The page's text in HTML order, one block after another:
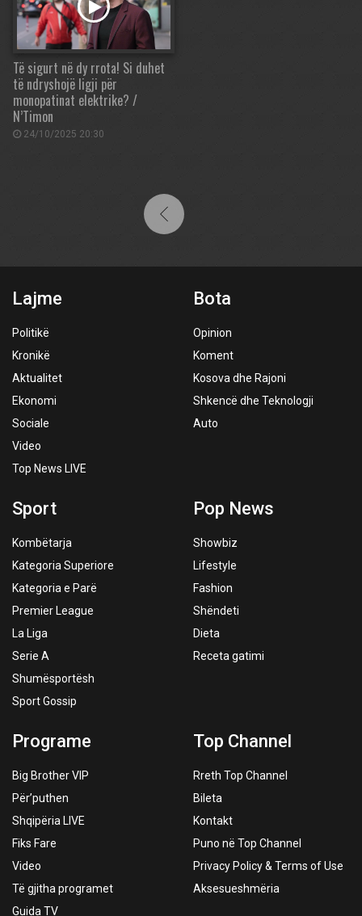
Të sigurt në dy rrota! Si duhet
të ndryshojë ligji për
monopatinat elektrike? /
N’Timon
24/10/2025 20:30
Lajme
Politikë
Kronikë
Aktualitet
Ekonomi
Sociale
Video
Top News LIVE
Bota
Opinion
Koment
Kosova dhe Rajoni
Shkencë dhe Teknologji
Auto
Sport
Kombëtarja
Kategoria Superiore
Kategoria e Parë
Premier League
La Liga
Serie A
Shumësportësh
Sport Gossip
Pop News
Showbiz
Lifestyle
Fashion
Shëndeti
Dieta
Receta gatimi
Programe
Big Brother VIP
Për’puthen
Shqipëria LIVE
Fiks Fare
Video
Të gjitha programet
Guida TV
Top Channel
Rreth Top Channel
Bileta
Kontakt
Puno në Top Channel
Privacy Policy & Terms of Use
Aksesueshmëria